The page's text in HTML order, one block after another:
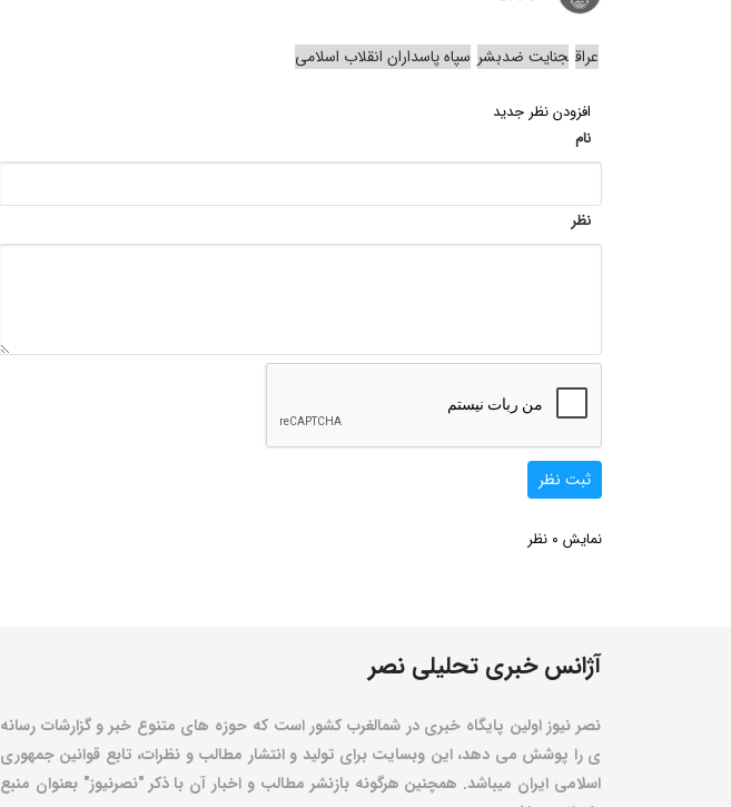
عراق جنایت ضدبشر سپاه پاسداران انقلاب اسلامی
افزودن نظر جدید
نام
نظر
ثبت نظر
نمایش 0 نظر
آژانس خبری تحلیلی نصر
نصر نیوز اولین پایگاه خبری در شمالغرب کشور است که حوزه های متنوع خبر و گزارشات رسانه
ی را پوشش می دهد، این وبسایت برای تولید و انتشار مطالب و نظرات، تابع قوانین جمهوری
اسلامی ایران میباشد. همچنین هرگونه بازنشر مطالب و اخبار آن با ذکر "نصرنیوز" بعنوان منبع